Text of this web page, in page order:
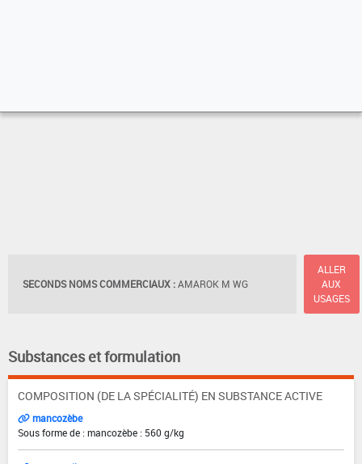
SECONDS NOMS COMMERCIAUX :AMAROK M WG
ALLER
AUX
USAGES
Substances et formulation
COMPOSITION (DE LA SPÉCIALITÉ) EN SUBSTANCE ACTIVE
mancozèbe
Sous forme de : mancozèbe : 560 g/kg